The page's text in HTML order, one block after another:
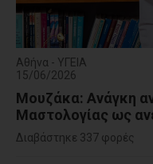
Αθήνα - ΥΓΕΙΑ
15/06/2026
Μουζάκα: Ανάγκη
Μαστολογίας ως
Διαβάστηκε 337 φορές